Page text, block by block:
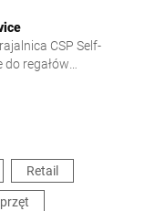
Intuicyjny ekran
CSP Self-
do regałów
gwarantuje
krajalnicy
Retail